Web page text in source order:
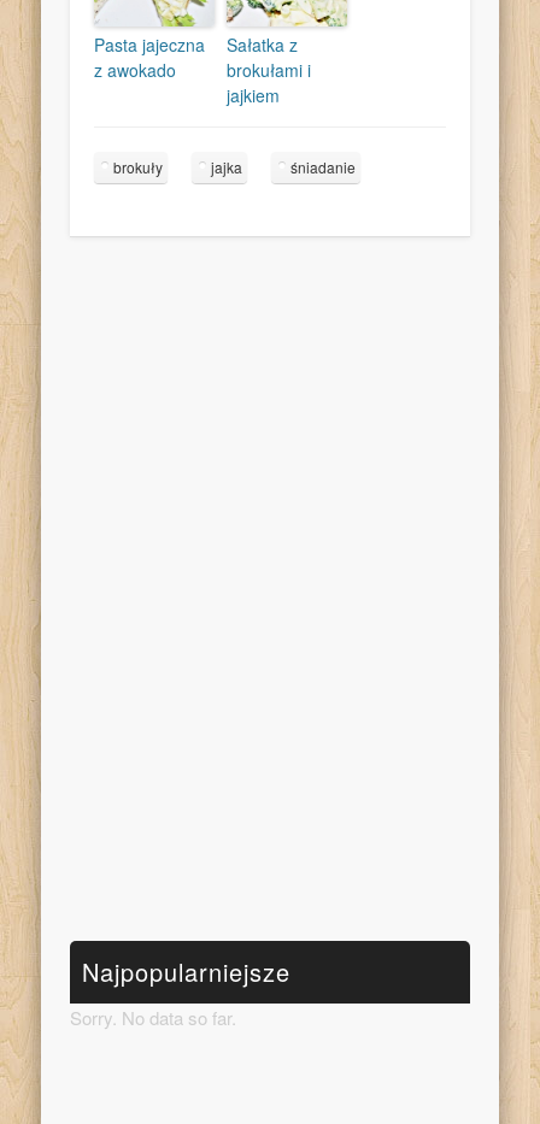
Pasta jajeczna
z awokado
Sałatka z
brokułami i
jajkiem
brokuły jajka śniadanie
Najpopularniejsze
Sorry. No data so far.